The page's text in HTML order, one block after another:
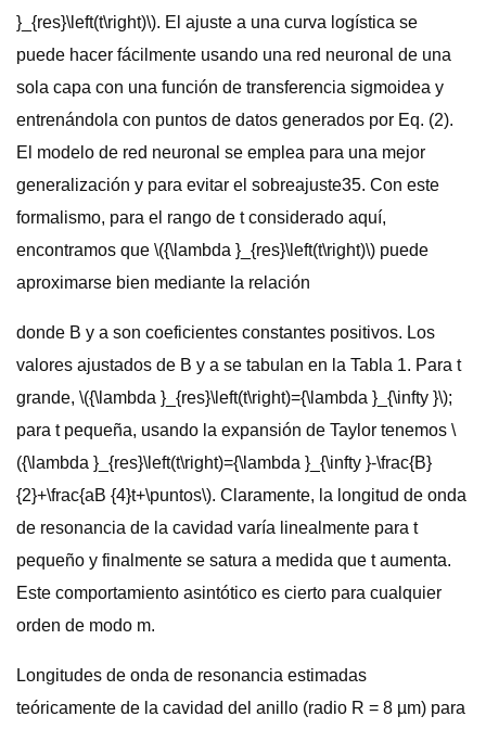
}_{res}\left(t\right)\). El ajuste a una curva logística se
puede hacer fácilmente usando una red neuronal de una
sola capa con una función de transferencia sigmoidea y
entrenándola con puntos de datos generados por Eq. (2).
El modelo de red neuronal se emplea para una mejor
generalización y para evitar el sobreajuste35. Con este
formalismo, para el rango de t considerado aquí,
encontramos que \({\lambda }_{res}\left(t\right)\) puede
aproximarse bien mediante la relación
donde B y a son coeficientes constantes positivos. Los
valores ajustados de B y a se tabulan en la Tabla 1. Para t
grande, \({\lambda }_{res}\left(t\right)={\lambda }_{\infty }\);
para t pequeña, usando la expansión de Taylor tenemos \
({\lambda }_{res}\left(t\right)={\lambda }_{\infty }-\frac{B}
{2}+\frac{aB {4}t+\puntos\). Claramente, la longitud de onda
de resonancia de la cavidad varía linealmente para t
pequeño y finalmente se satura a medida que t aumenta.
Este comportamiento asintótico es cierto para cualquier
orden de modo m.
Longitudes de onda de resonancia estimadas
teóricamente de la cavidad del anillo (radio R = 8 µm) para